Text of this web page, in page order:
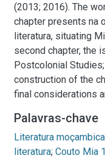
(2013; 2016). The
chapter presents na
literatura, situating
second chapter, the
Postcolonial
construction of the
final considerations
Palavras-chave
Literatura
literatura; Couto Mia